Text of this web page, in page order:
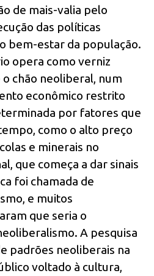
de mais-valia pelo
das políticas
bem-estar da população.
opera como verniz
chão neoliberal, num
econômico restrito
por fatores que
como o alto preço
e minerais no
que começa a dar sinais
foi chamada de
e muitos
que seria o
A pesquisa
padrões neoliberais na
voltado à cultura,